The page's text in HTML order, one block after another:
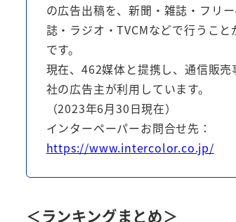
の広告出稿を、新聞・雑誌・フリ
誌・ラジオ・TVCMなどで行うこと
です。
現在、462媒体と提携し、通信販
社の広告主が利用しています。
（2023年6月30日現在）
インターペーパーお問合せ先：
https://www.intercolor.co.jp/
＜ランキングまとめ＞